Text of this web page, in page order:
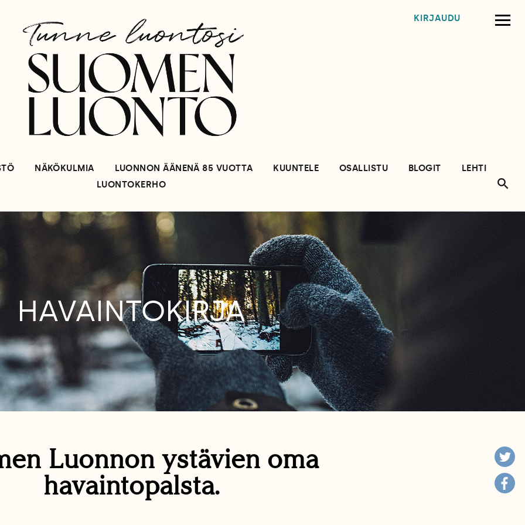
KIRJAUDU
NÄKÖKULMIA LUONNON ÄÄNENÄ 85 VUOTTA KUUNTELE OSALLISTU BLOGIT
LEHTI
LUONTOKERHO
HAVAINTOKIRJA
Luonnon ystävien oma
havaintopalsta.